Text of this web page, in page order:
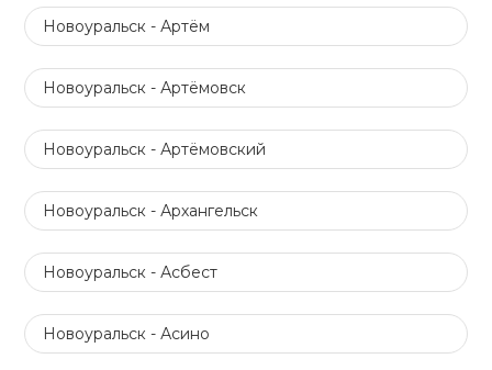
Новоуральск - Артём
Новоуральск - Артёмовск
Новоуральск - Артёмовский
Новоуральск - Архангельск
Новоуральск - Асбест
Новоуральск - Асино